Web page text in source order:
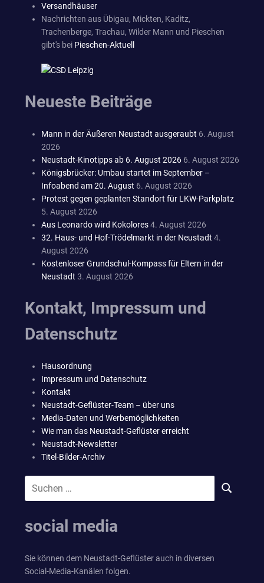
Versandhäuser
Nachrichten aus Übigau, Mickten, Kaditz,
Trachenberge, Trachau, Wilder Mann und Pieschen
gibt's bei Pieschen-Aktuell
Neueste Beiträge
Mann in der Äußeren Neustadt ausgeraubt 6. August
2026
Neustadt-Kinotipps ab 6. August 2026 6. August 2026
Königsbrücker: Umbau startet im September –
Infoabend am 20. August 6. August 2026
Protest gegen geplanten Standort für LKW-Parkplatz
5. August 2026
Aus Leonardo wird Kokolores4. August 2026
32. Haus- und Hof-Trödelmarkt in der Neustadt 4.
August 2026
Kostenloser Grundschul-Kompass für Eltern in der
Neustadt 3. August 2026
Kontakt, Impressum und
Datenschutz
Hausordnung
Impressum und Datenschutz
Kontakt
Neustadt-Geflüster-Team – über uns
Media-Daten und Werbemöglichkeiten
Wie man das Neustadt-Geflüster erreicht
Neustadt-Newsletter
Titel-Bilder-Archiv
nach:
SUCHEN
social media
Sie können dem Neustadt-Geflüster auch in diversen
Social-Media-Kanälen folgen.